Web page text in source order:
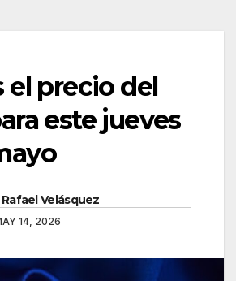
el precio del
este jueves
Rafael Velásquez
14, 2026